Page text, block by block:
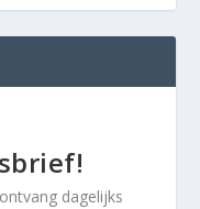
dagelijks